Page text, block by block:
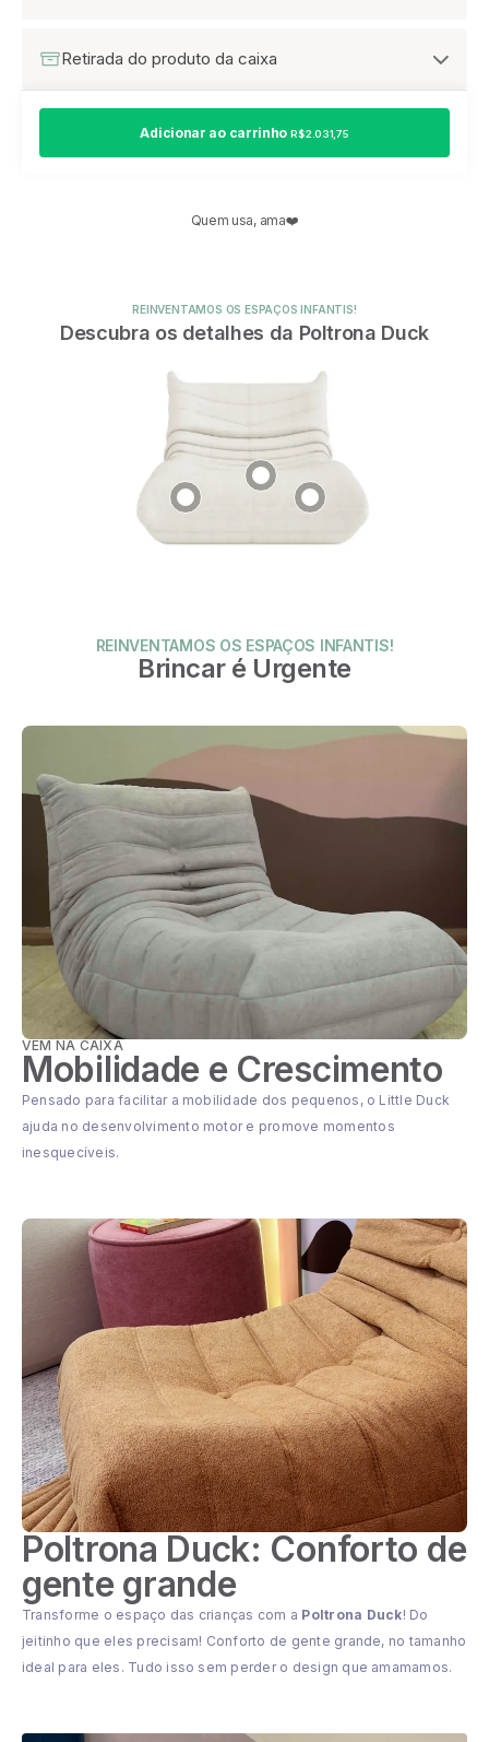
Retirada do produto da caixa
Adicionar ao carrinho R$ 2.031,75
Quem usa, ama❤️
REINVENTAMOS OS ESPAÇOS INFANTIS!
Descubra os detalhes da Poltrona Duck
REINVENTAMOS OS ESPAÇOS INFANTIS!
Brincar é Urgente
VEM NA CAIXA
Mobilidade e Crescimento
Pensado para facilitar a mobilidade dos pequenos, o Little Duck
ajuda no desenvolvimento motor e promove momentos
inesquecíveis.
Poltrona Duck: Conforto de
gente grande
Transforme o espaço das crianças com a Poltrona Duck! Do
jeitinho que eles precisam! Conforto de gente grande, no tamanho
ideal para eles. Tudo isso sem perder o design que amamamos.